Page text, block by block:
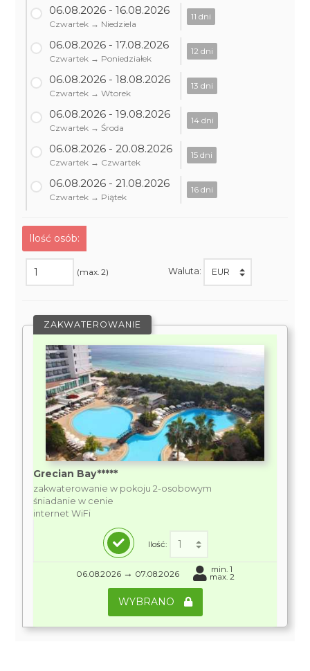
06.08.2026 - 16.08.2026
Czwartek → Niedziela
11 dni
06.08.2026 - 17.08.2026
Czwartek → Poniedziałek
12 dni
06.08.2026 - 18.08.2026
Czwartek → Wtorek
13 dni
06.08.2026 - 19.08.2026
Czwartek → Środa
14 dni
06.08.2026 - 20.08.2026
Czwartek → Czwartek
15 dni
06.08.2026 - 21.08.2026
Czwartek → Piątek
16 dni
Ilość osób:
(max. 2) Waluta:
ZAKWATEROWANIE
Grecian Bay*****
zakwaterowanie w pokoju 2-osobowym
śniadanie w cenie
internet WiFi
Ilość:
06.08.2026 → 07.08.2026 min. 1
max. 2
WYBRANO